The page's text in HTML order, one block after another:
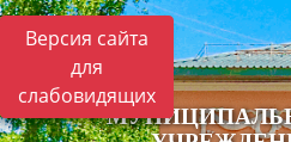
Версия сайта
для
слабовидящих